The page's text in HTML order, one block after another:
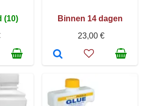
(10)
Binnen 14 dagen
23,00 €